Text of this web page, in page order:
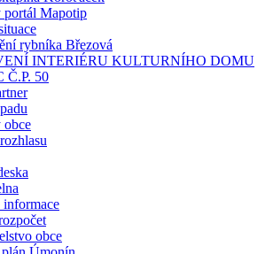
portál Mapotip
rybníka Březová
INTERIÉRU KULTURNÍHO DOMU
Č.P. 50
informace
obce